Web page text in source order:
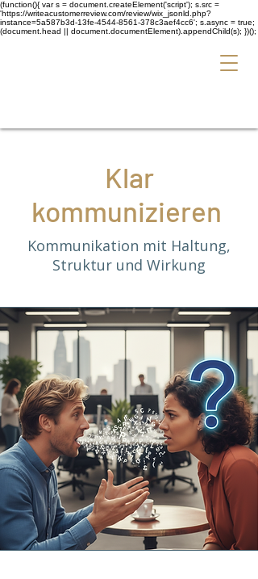
(function(){ var s = document.createElement('script'); s.src =
'https://writeacustomerreview.com/review/wix_jsonld.php?
instance=5a587b3d-13fe-4544-8561-378c3aef4cc6'; s.async = true;
(document.head || document.documentElement).appendChild(s); })();
Klar
kommunizieren
Kommunikation mit Haltung,
Struktur und Wirkung